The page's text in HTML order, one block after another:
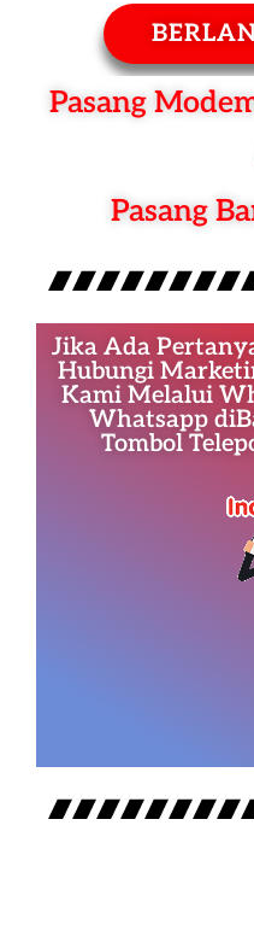
Pasang
Pasang
Jika Ada
Hubungi
Kami Melalui
Whatsapp
Tombol